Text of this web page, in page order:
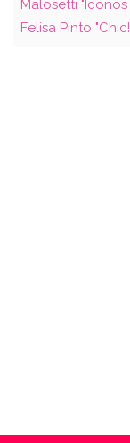
Malosetti
Felisa Pinto